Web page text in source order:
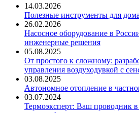
14.03.2026
Полезные инструменты для
26.02.2026
Насосное оборудование в
инженерные решения
05.08.2025
От простого к сложному:
управления воздуходувкой с
03.08.2025
Автономное отопление в
03.07.2024
Термоэксперт: Ваш проводник